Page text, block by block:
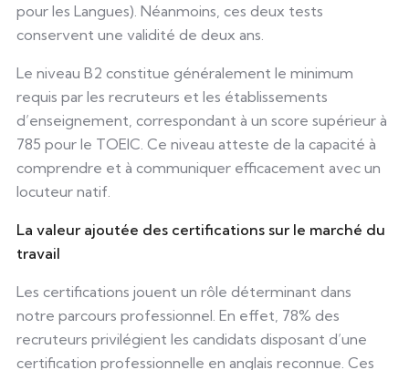
pour les Langues). Néanmoins, ces deux tests
conservent une validité de deux ans.
Le niveau B2 constitue généralement le minimum
requis par les recruteurs et les établissements
d’enseignement, correspondant à un score supérieur à
785 pour le TOEIC. Ce niveau atteste de la capacité à
comprendre et à communiquer efficacement avec un
locuteur natif.
La valeur ajoutée des certifications sur le marché du
travail
Les certifications jouent un rôle déterminant dans
notre parcours professionnel. En effet, 78% des
recruteurs privilégient les candidats disposant d’une
certification professionnelle en anglais reconnue. Ces